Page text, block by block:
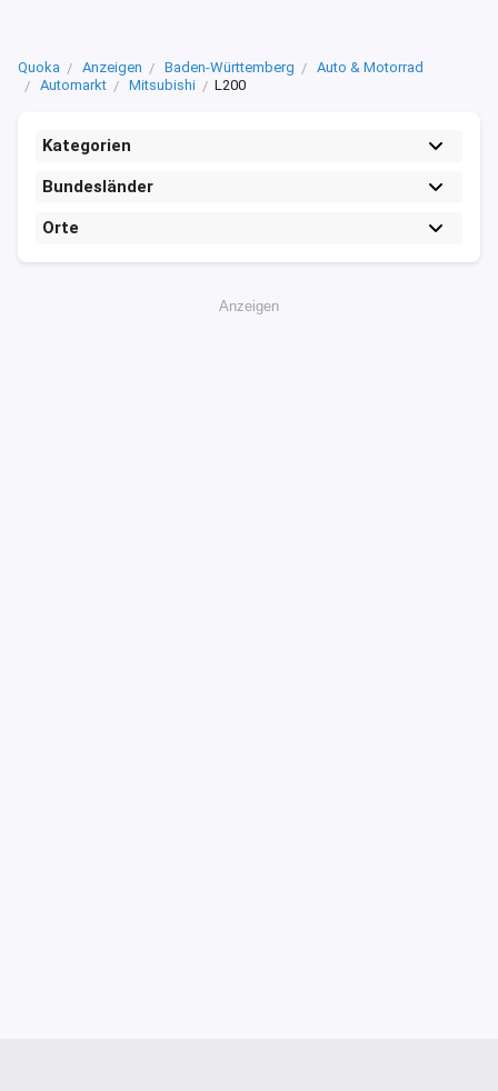
Quoka Anzeigen Baden-Württemberg
Auto & Motorrad
Automarkt
Mitsubishi L200
Kategorien
Bundesländer
Orte
Anzeigen